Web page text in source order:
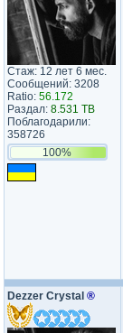
Стаж: 12 лет 6 мес.
Сообщений: 3208
Ratio: 56.172
Раздал: 8.531 TB
Поблагодарили:
358726
100%
Dezzer Crystal ®